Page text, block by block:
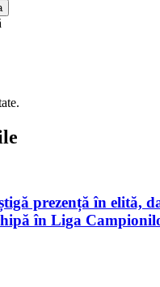
prezență în elită,
în Liga